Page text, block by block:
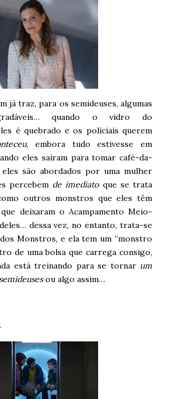
já traz, para os semideuses, algumas
quando o vidro do
é quebrado e os policiais querem
, embora tudo estivesse em
eles saíram para tomar café-da-
eles são abordados por uma mulher
percebem de imediatoque se trata
outros monstros que eles têm
deixaram o Acampamento Meio-
dessa vez, no entanto, trata-se
Monstros, e ela tem um “monstro
de uma bolsa que carrega consigo,
está treinando para se tornar um
ou algo assim…